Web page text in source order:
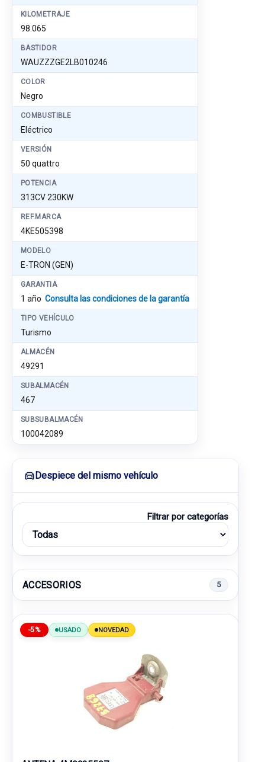
KILOMETRAJE
98.065
BASTIDOR
WAUZZZGE2LB010246
COLOR
Negro
COMBUSTIBLE
Eléctrico
VERSIÓN
50 quattro
POTENCIA
313CV 230KW
REF.MARCA
4KE505398
MODELO
E-TRON (GEN)
GARANTIA
1 año Consulta las condiciones de la garantía
TIPO VEHÍCULO
Turismo
ALMACÉN
49291
SUBALMACÉN
467
SUBSUBALMACÉN
100042089
Despiece del mismo vehículo
Filtrar por categorías
ACCESORIOS 5
-5% USADO NOVEDAD